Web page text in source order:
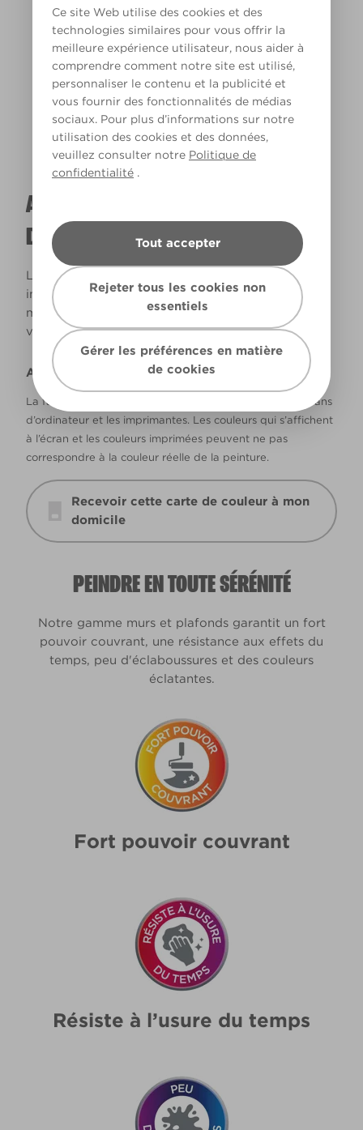
Ce site Web utilise des cookies et des
technologies similaires pour vous offrir la
meilleure expérience utilisateur, nous aider à
comprendre comment notre site est utilisé,
personnaliser le contenu et la publicité et
vous fournir des fonctionnalités de médias
sociaux. Pour plus d’informations sur notre
utilisation des cookies et des données,
veuillez consulter notre Politique de
confidentialité .
Tout accepter
Rejeter tous les cookies non
essentiels
Gérer les préférences en matière
de cookies
Lumière chaude
A QUOI RESSEMBLERA CETTE COULEUR
DANS VOTRE MAISON ?
La lumière naturelle et l’éclairage jouent un rôle
important sur le rendu des couleurs dans votre
maison. Utilisez cet outil pour voir le rendu de
votre couleur en fonction de la lumière.
Avertissement
La façon dont les couleurs s’affichent varie selon les écrans
d’ordinateur et les imprimantes. Les couleurs qui s’affichent
à l’écran et les couleurs imprimées peuvent ne pas
correspondre à la couleur réelle de la peinture.
Recevoir cette carte de couleur à mon
domicile
PEINDRE EN TOUTE SÉRÉNITÉ
Notre gamme murs et plafonds garantit un fort
pouvoir couvrant, une résistance aux effets du
temps, peu d'éclaboussures et des couleurs
éclatantes.
Fort pouvoir couvrant
Résiste à l’usure du temps